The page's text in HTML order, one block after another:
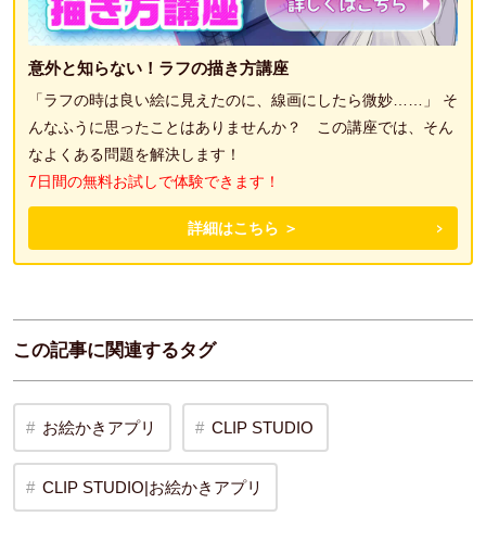
意外と知らない！ラフの描き方講座
「ラフの時は良い絵に見えたのに、線画にしたら微妙……」 そ
んなふうに思ったことはありませんか？ この講座では、そん
なよくある問題を解決します！
7日間の無料お試しで体験できます！
詳細はこちら ＞
この記事に関連するタグ
お絵かきアプリ CLIP STUDIO
CLIP STUDIO|お絵かきアプリ